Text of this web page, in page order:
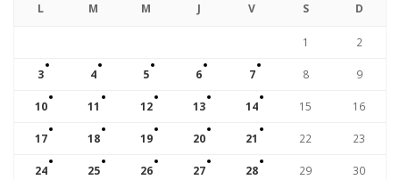
L M M J V S D
1 2
3 4 5 6 7 8 9
10 11 12 13 14 15 16
17 18 19 20 21 22 23
24 25 26 27 28 29 30